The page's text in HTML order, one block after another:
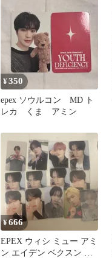
¥350
epex ソウルコン MD ト
レカ くま アミン
¥666
EPEX ウィシ ミュー アミ
ン エイデン ベクスン イ